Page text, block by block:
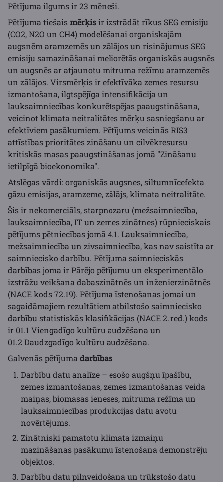
Pētījuma ilgums ir 23 mēneši.
Pētījuma tiešaismērķisir izstrādāt rīkus SEG emisiju
(CO2, N2O un CH4) modelēšanai organiskajām
augsnēm aramzemēs un zālājos un risinājumus SEG
emisiju samazināšanai meliorētās organiskās augsnēs
un augsnēs ar atjaunotu mitruma režīmu aramzemēs
un zālājos. Virsmērķis ir efektīvāka zemes resursu
izmantošana, ilgtspējīga intensifikācija un
lauksaimniecības konkurētspējas paaugstināšana,
veicinot klimata neitralitātes mērķu sasniegšanu ar
efektīviem pasākumiem. Pētījums veicinās RIS3
attīstības prioritātes zināšanu un cilvēkresursu
kritiskās masas paaugstināšanas jomā "Zināšanu
ietilpīgā bioekonomika".
Atslēgas vārdi: organiskās augsnes, siltumnīcefekta
gāzu emisijas, aramzeme, zālājs, klimata neitralitāte.
Šis ir nekomerciāls, starpnozaru (mežsaimniecība,
lauksaimniecība, IT un zemes zinātnes) rūpnieciskais
pētījums pētniecības jomā 4.1. Lauksaimniecība,
mežsaimniecība un zivsaimniecība, kas nav saistīta ar
saimniecisko darbību. Pētījuma saimnieciskās
darbības joma ir Pārējo pētījumu un eksperimentālo
izstrāžu veikšana dabaszinātnēs un inženierzinātnēs
(NACE kods 72.19). Pētījuma īstenošanas jomai un
sagaidāmajiem rezultātiem atbilstošo saimniecisko
darbību statistiskās klasifikācijas (NACE 2. red.) kods
ir 01.1 Viengadīgo kultūru audzēšana un
01.2 Daudzgadīgo kultūru audzēšana.
Galvenās pētījuma darbības
Darbību datu analīze – esošo augšņu īpašību,
zemes izmantošanas, zemes izmantošanas veida
maiņas, biomasas ieneses, mitruma režīma un
lauksaimniecības produkcijas datu avotu
novērtējums.
Zinātniski pamatotu klimata izmaiņu
mazināšanas pasākumu īstenošana demonstrēju
objektos.
Darbību datu pilnveidošana un trūkstošo datu